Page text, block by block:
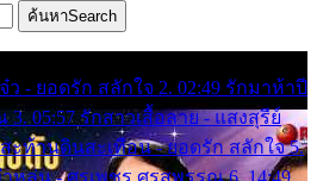
ค้นหาSearch
ว - ยอดรัก สลักใจ 2. 02:49 รักมาห้าปี
05:57 รักสาวเสื้อลาย - แสงสุรีย์
สะท้านดินสะเทือน - ยอดรัก สลักใจ 5.
หล่น - ศรเพชร ศรสุพรรณ 6. 14:49